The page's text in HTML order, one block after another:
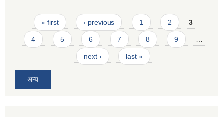
Pages
« first ‹ previous 1 2 3
4 5 6 7 8 9
next › last »
अन्य